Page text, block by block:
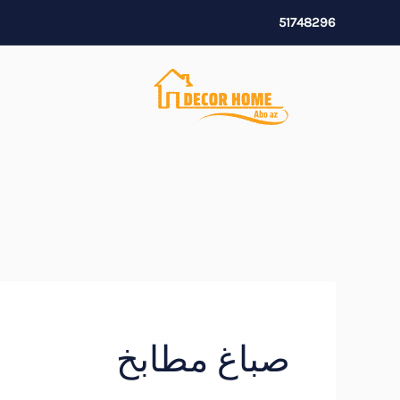
إلى
51748296
صباغ مطابخ